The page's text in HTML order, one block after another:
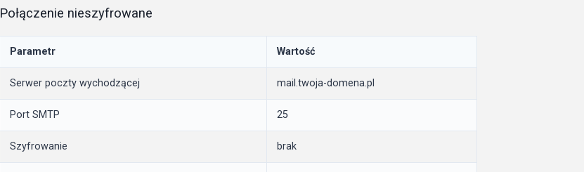
Połączenie nieszyfrowane
Parametr Wartość
Serwer poczty wychodzącej mail.twoja-domena.pl
Port SMTP 25
Szyfrowanie brak